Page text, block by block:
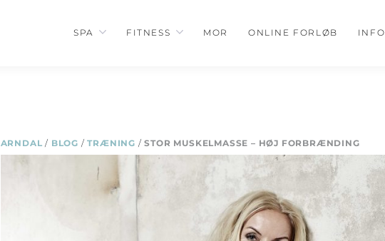
SPA FITNESS MOR ONLINE FORLØB INFO
ARNDAL / BLOG /TRÆNING /STOR MUSKELMASSE – HØJ FORBRÆNDING